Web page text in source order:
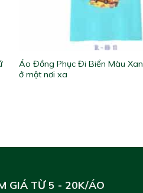
Áo Đồng Phục Đi Biển Màu
ở một nơi xa
GIÁ TỪ 5 - 20K/ÁO